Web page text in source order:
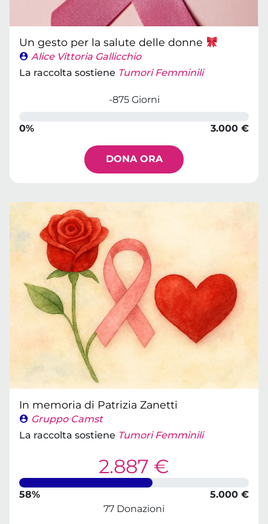
Un gesto per la salute delle donne
Alice Vittoria Gallicchio
La raccolta sostiene Tumori Femminili
-875 Giorni
0% 3.000 €
DONA ORA
In memoria di Patrizia Zanetti
Gruppo Camst
La raccolta sostiene Tumori Femminili
2.887 €
58%
5.000 €
77 Donazioni